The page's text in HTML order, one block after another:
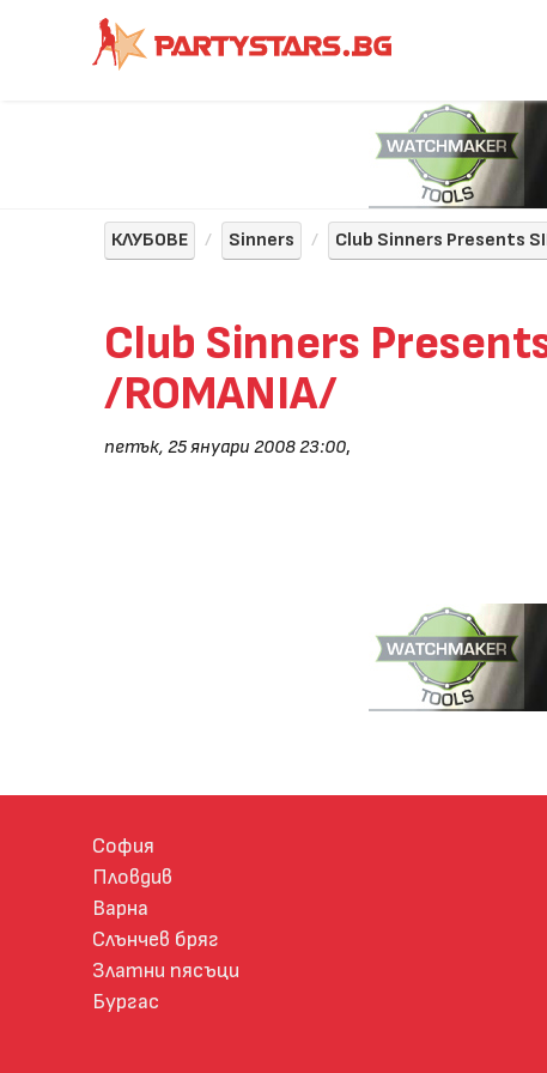
КЛУБОВЕ Sinners Club Sinners Presents
Club Sinners
/ROMANIA/
петък, 25 януари 2008 23:00,
София
Пловдив
Варна
Слънчев бряг
Златни пясъци
Бургас